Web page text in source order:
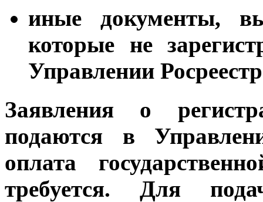
иные документы,
которые не
Управлении
Заявления о
подаются в
оплата
требуется. Для